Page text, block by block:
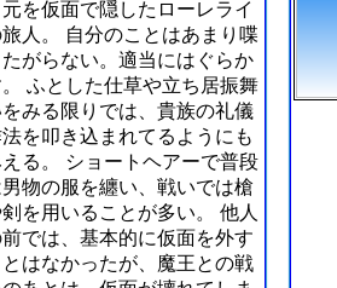
元を仮面で隠したローレライ
人。 自分のことはあまり喋
たがらない。適当にはぐらか
ふとした仕草や立ち居振舞
をみる限りでは、貴族の礼儀
を叩き込まれてるようにも
る。 ショートヘアーで普段
男物の服を纏い、戦いでは槍
を用いることが多い。 他人
では、基本的に仮面を外す
とはなかったが、魔王との戦